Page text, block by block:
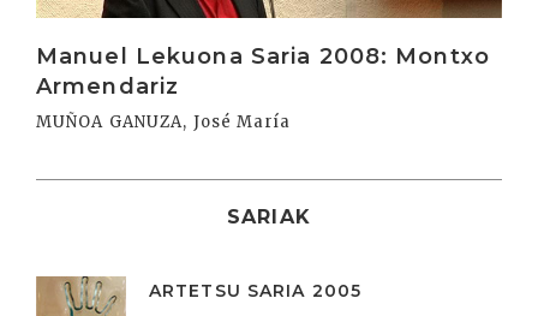
Manuel Lekuona Saria 2008: Montxo
Armendariz
MUÑOA GANUZA, José María
SARIAK
ARTETSU SARIA 2005